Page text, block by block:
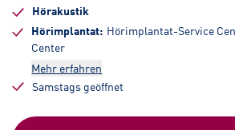
Hörakustik
Hörimplantat Hörimplantat-Service
Center
Mehr erfahren
Samstags geöffnet